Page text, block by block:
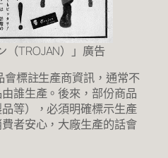
（TROJAN）」廣告
標註生產商資訊，通常不
誰生產。後來，部份商品
等），必須明確標示生產
者安心，大廠生產的話會